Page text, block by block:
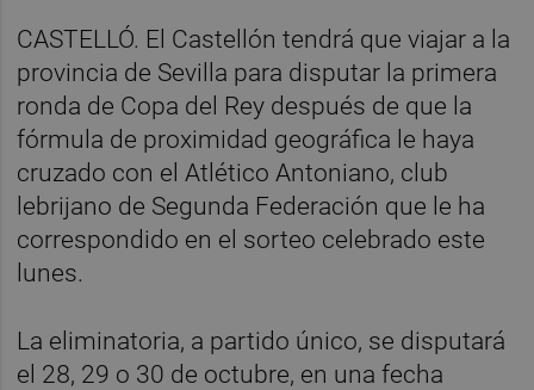
CASTELLÓ. El Castellón tendrá que viajar a la
provincia de Sevilla para disputar la primera
ronda de Copa del Rey después de que la
fórmula de proximidad geográfica le haya
cruzado con el Atlético Antoniano, club
lebrijano de Segunda Federación que le ha
correspondido en el sorteo celebrado este
lunes.
La eliminatoria, a partido único, se disputará
el 28, 29 o 30 de octubre, en una fecha